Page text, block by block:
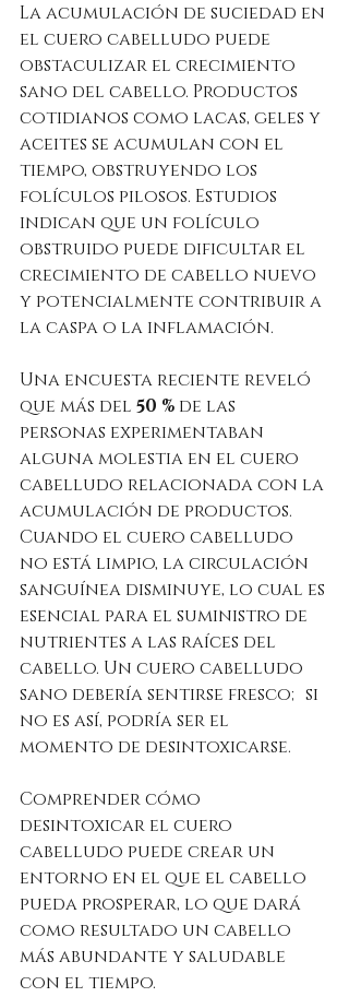
La acumulación de suciedad en
el cuero cabelludo puede
obstaculizar el crecimiento
sano del cabello. Productos
cotidianos como lacas, geles y
aceites se acumulan con el
tiempo, obstruyendo los
folículos pilosos. Estudios
indican que un folículo
obstruido puede dificultar el
crecimiento de cabello nuevo
y potencialmente contribuir a
la caspa o la inflamación.
Una encuesta reciente reveló
que más del 50 % de las
personas experimentaban
alguna molestia en el cuero
cabelludo relacionada con la
acumulación de productos.
Cuando el cuero cabelludo
no está limpio, la circulación
sanguínea disminuye, lo cual es
esencial para el suministro de
nutrientes a las raíces del
cabello. Un cuero cabelludo
sano debería sentirse fresco; si
no es así, podría ser el
momento de desintoxicarse.
Comprender cómo
desintoxicar el cuero
cabelludo puede crear un
entorno en el que el cabello
pueda prosperar, lo que dará
como resultado un cabello
más abundante y saludable
con el tiempo.